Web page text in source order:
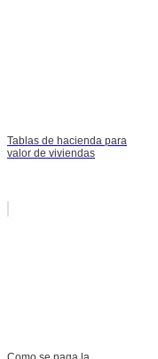
Tablas de hacienda para
valor de viviendas